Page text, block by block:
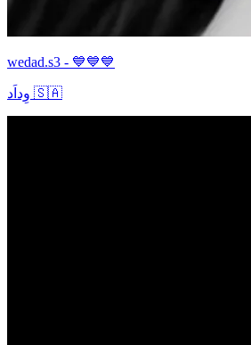
wedad.s3 - 💙💙💙
وِداَد 🇸🇦